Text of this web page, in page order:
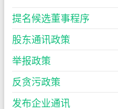
提名候选董事程序
股东通讯政策
举报政策
反贪污政策
发布企业通讯